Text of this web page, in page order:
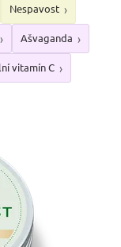
Nespavost
Ašvaganda
vitamín C